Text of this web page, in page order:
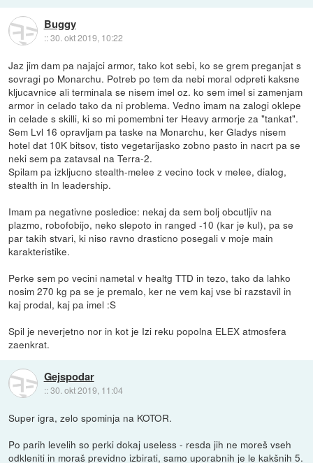
Buggy
::30. okt 2019, 10:22
Jaz jim dam pa najajci armor, tako kot sebi, ko se grem preganjat s
sovragi po Monarchu. Potreb po tem da nebi moral odpreti kaksne
kljucavnice ali terminala se nisem imel oz. ko sem imel si zamenjam
armor in celado tako da ni problema. Vedno imam na zalogi oklepe
in celade s skilli, ki so mi pomembni ter Heavy armorje za "tankat".
Sem Lvl 16 opravljam pa taske na Monarchu, ker Gladys nisem
hotel dat 10K bitsov, tisto vegetarijasko zobno pasto in nacrt pa se
neki sem pa zatavsal na Terra-2.
Spilam pa izkljucno stealth-melee z vecino tock v melee, dialog,
stealth in In leadership.
Imam pa negativne posledice: nekaj da sem bolj obcutljiv na
plazmo, robofobijo, neko slepoto in ranged -10 (kar je kul), pa se
par takih stvari, ki niso ravno drasticno posegali v moje main
karakteristike.
Perke sem po vecini nametal v healtg TTD in tezo, tako da lahko
nosim 270 kg pa se je premalo, ker ne vem kaj vse bi razstavil in
kaj prodal, kaj pa imel :S
Spil je neverjetno nor in kot je Izi reku popolna ELEX atmosfera
zaenkrat.
Gejspodar
::30. okt 2019, 11:04
Super igra, zelo spominja na KOTOR.
Po parih levelih so perki dokaj useless - resda jih ne moreš vseh
odkleniti in moraš previdno izbirati, samo uporabnih je le kakšnih 5.